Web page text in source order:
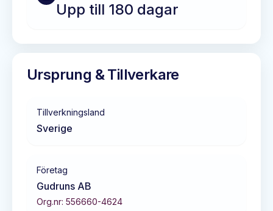
Upp till 180 dagar
Ursprung & Tillverkare
Tillverkningsland
Sverige
Företag
Gudruns AB
Org.nr: 556660-4624